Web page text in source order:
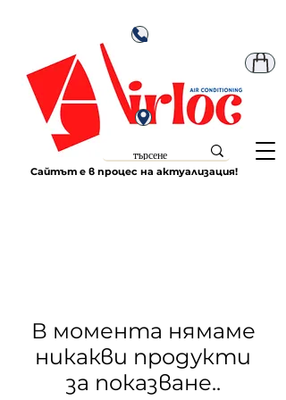
Сайтът е в процес на актуализация!
В момента нямаме
никакви продукти
за показване..